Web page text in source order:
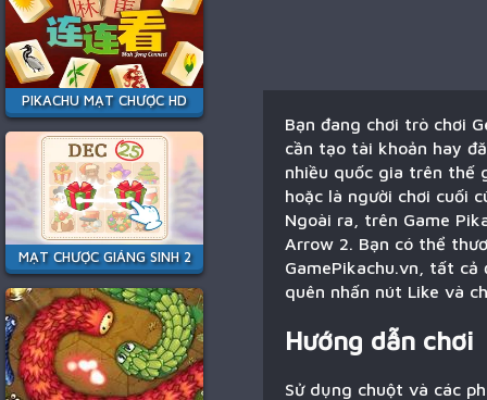
PIKACHU MẠT CHƯỢC HD
MẠT CHƯỢC GIÁNG SINH 2
Bạn đang chơi trò chơi
cần tạo tài khoản hay
nhiều quốc gia trên thế
hoặc là người chơi cuối
Ngoài ra, trên Game
Arrow 2. Bạn có thể
GamePikachu.vn, tất
quên nhấn nút Like và
Hướng dẫn chơi
Sử dụng chuột và các